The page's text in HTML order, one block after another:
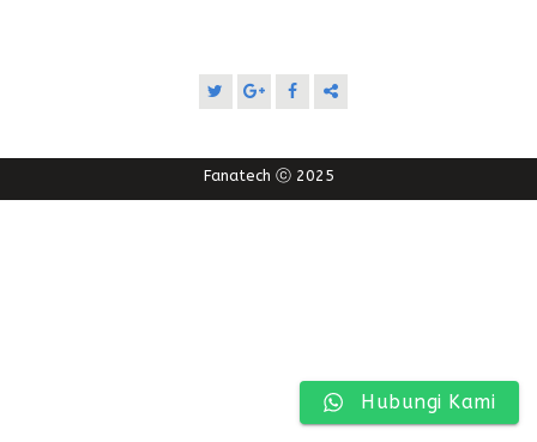
Fanatech ⓒ 2025
Hubungi Kami